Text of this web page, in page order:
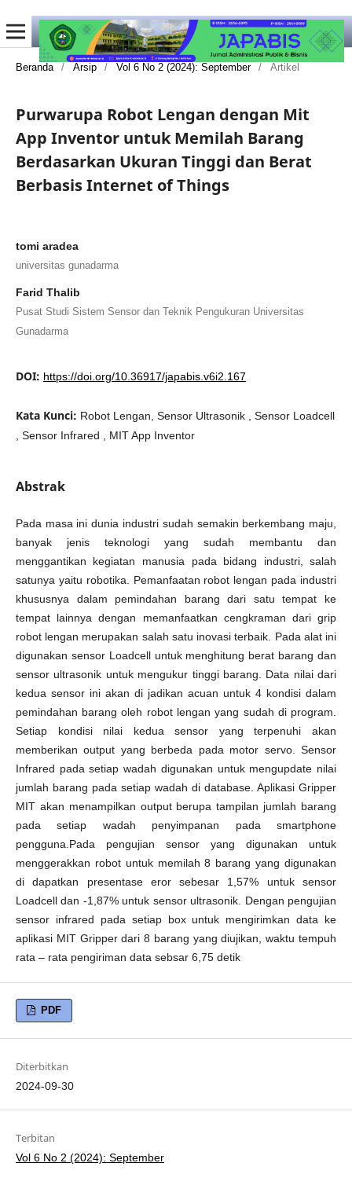
Beranda / Arsip / Vol 6 No 2 (2024): September / Artikel
Purwarupa Robot Lengan dengan Mit
App Inventor untuk Memilah Barang
Berdasarkan Ukuran Tinggi dan Berat
Berbasis Internet of Things
tomi aradea
universitas gunadarma
Farid Thalib
Pusat Studi Sistem Sensor dan Teknik Pengukuran Universitas
Gunadarma
DOI: https://doi.org/10.36917/japabis.v6i2.167
Kata Kunci: Robot Lengan, Sensor Ultrasonik , Sensor Loadcell
, Sensor Infrared , MIT App Inventor
Abstrak
Pada masa ini dunia industri sudah semakin berkembang maju,
banyak jenis teknologi yang sudah membantu dan
menggantikan kegiatan manusia pada bidang industri, salah
satunya yaitu robotika. Pemanfaatan robot lengan pada industri
khususnya dalam pemindahan barang dari satu tempat ke
tempat lainnya dengan memanfaatkan cengkraman dari grip
robot lengan merupakan salah satu inovasi terbaik. Pada alat ini
digunakan sensor Loadcell untuk menghitung berat barang dan
sensor ultrasonik untuk mengukur tinggi barang. Data nilai dari
kedua sensor ini akan di jadikan acuan untuk 4 kondisi dalam
pemindahan barang oleh robot lengan yang sudah di program.
Setiap kondisi nilai kedua sensor yang terpenuhi akan
memberikan output yang berbeda pada motor servo. Sensor
Infrared pada setiap wadah digunakan untuk mengupdate nilai
jumlah barang pada setiap wadah di database. Aplikasi Gripper
MIT akan menampilkan output berupa tampilan jumlah barang
pada setiap wadah penyimpanan pada smartphone
pengguna.Pada pengujian sensor yang digunakan untuk
menggerakkan robot untuk memilah 8 barang yang digunakan
di dapatkan presentase eror sebesar 1,57% untuk sensor
Loadcell dan -1,87% untuk sensor ultrasonik. Dengan pengujian
sensor infrared pada setiap box untuk mengirimkan data ke
aplikasi MIT Gripper dari 8 barang yang diujikan, waktu tempuh
rata – rata pengiriman data sebsar 6,75 detik
PDF
Diterbitkan
2024-09-30
Terbitan
Vol 6 No 2 (2024): September